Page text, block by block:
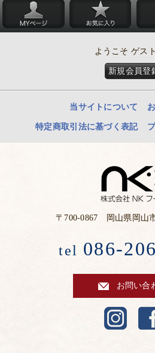
ようこそ ゲス
新規会員登
当サイトについて
特定商取引法に基づく表記
〒700-0867 岡山県岡山
tel 086-
お問い合